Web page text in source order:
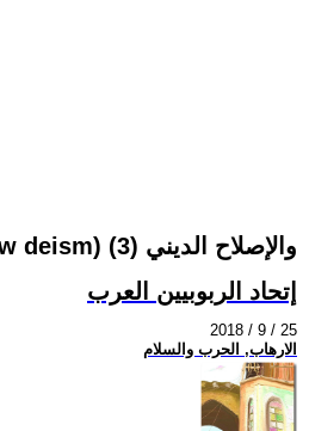
الفرضية الربوبية الجديدة (New deism) والإصلاح الديني (3)
إتحاد الربوبيين العرب
2018 / 9 / 25
الارهاب, الحرب والسلام